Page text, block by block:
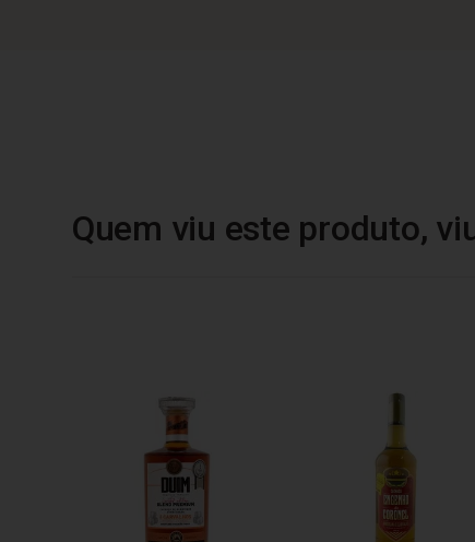
Quem viu este produto,